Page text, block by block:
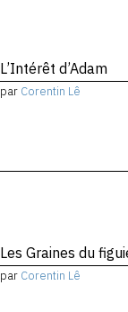
L’Intérêt d’Adam
par Corentin Lê
Les Graines du
par Corentin Lê